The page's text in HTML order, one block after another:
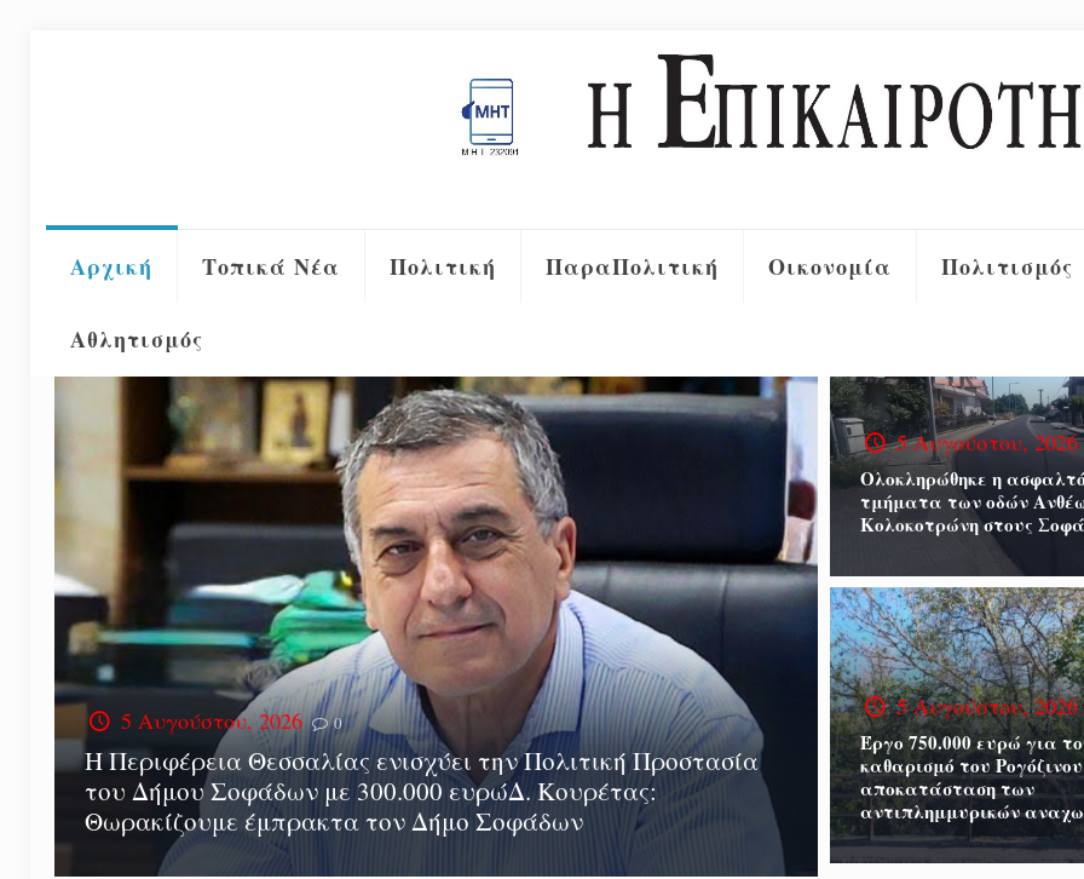
Αρχική Τοπικά Νέα Πολιτική ΠαραΠολιτική Οικονομία Πολιτισμός
Αθλητισμός
5 Αυγούστου, 2026 0
Η Περιφέρεια Θεσσαλίας ενισχύει την Πολιτική Προστασία
του Δήμου Σοφάδων με 300.000 ευρώΔ. Κουρέτας:
Θωρακίζουμε έμπρακτα τον Δήμο Σοφάδων
5 Αυγούστου, 2026
Ολοκληρώθηκε η
τμήματα των οδών
Κολοκοτρώνη στους
5 Αυγούστου, 2026
Έργο 750.000 ευρώ για
καθαρισμό του
αποκατάσταση των
αντιπλημμυρικών